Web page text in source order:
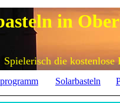
in
Spielerisch die
Solarbasteln